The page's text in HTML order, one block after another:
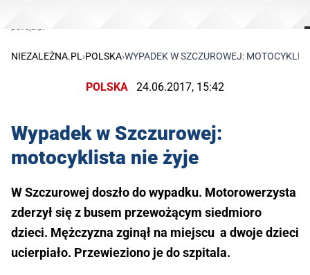
NIEZALEŻNA.PL ›POLSKA›WYPADEK W SZCZUROWEJ:
POLSKA 24.06.2017, 15:42
Wypadek w Szczurowej:
motocyklista nie żyje
W Szczurowej doszło do wypadku. Motorowerzysta
zderzył się z busem przewożącym siedmioro
dzieci. Mężczyzna zginął na miejscu a dwoje dzieci
ucierpiało. Przewieziono je do szpitala.